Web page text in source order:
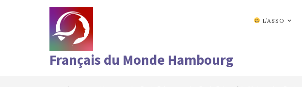
Français du Monde Hambourg
L’ASSO